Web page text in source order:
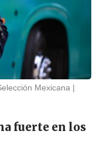
Mexicana
fuerte en los